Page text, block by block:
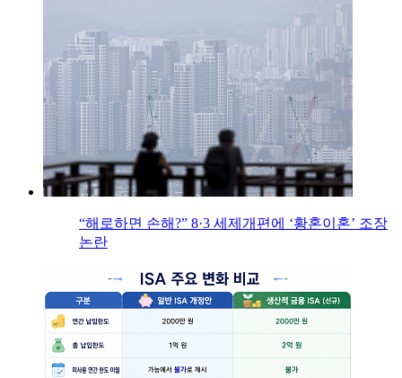
“해로하면 손해?” 8·3 세제개편에 ‘황혼이혼’ 조장
논란